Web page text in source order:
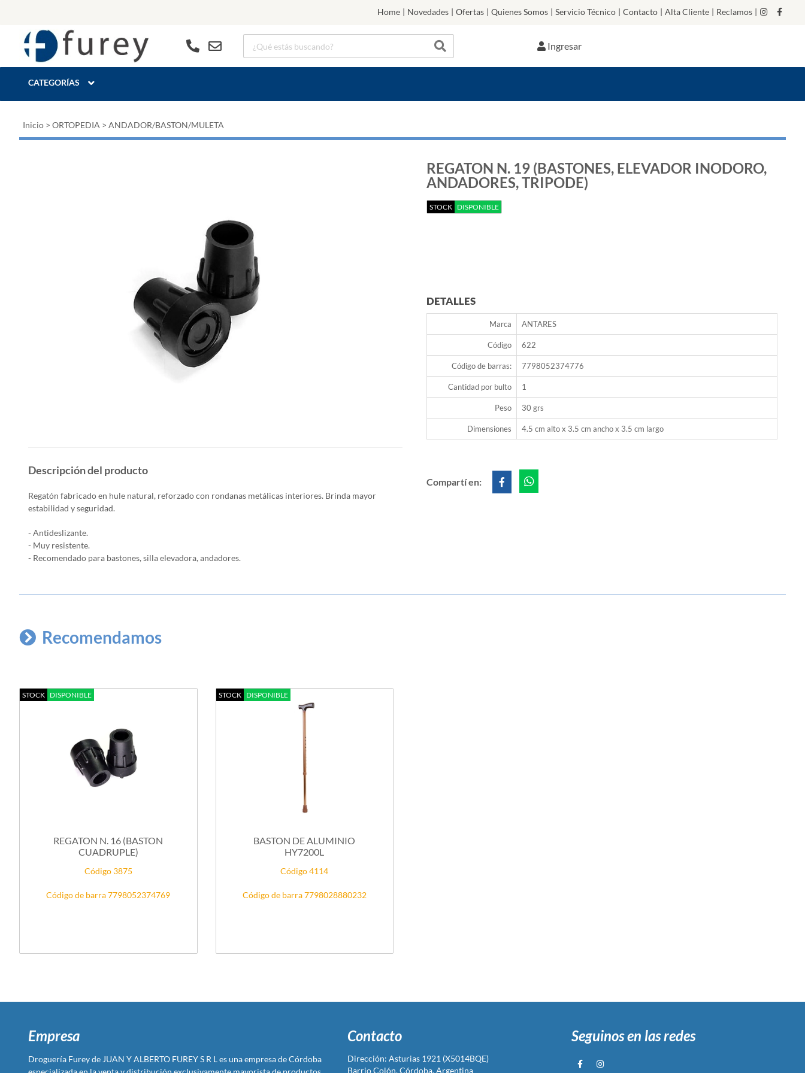
Home | Novedades | Ofertas | Quienes Somos | Servicio Técnico | Contacto | Alta Cliente | Reclamos |
Ingresar
CATEGORÍAS
Inicio > ORTOPEDIA > ANDADOR/BASTON/MULETA
REGATON N. 19 (BASTONES, ELEVADOR INODORO,
ANDADORES, TRIPODE)
STOCK DISPONIBLE
DETALLES
Marca ANTARES
Código 622
Código de barras: 7798052374776
Cantidad por bulto 1
Peso 30 grs
Dimensiones 4.5 cm alto x 3.5 cm ancho x 3.5 cm largo
Compartí en:
Descripción del producto
Regatón fabricado en hule natural, reforzado con rondanas metálicas interiores. Brinda mayor
estabilidad y seguridad.
- Antideslizante.
- Muy resistente.
- Recomendado para bastones, silla elevadora, andadores.
Recomendamos
STOCK DISPONIBLE
REGATON N. 16 (BASTON
CUADRUPLE)
Código 3875
Código de barra 7798052374769
STOCK DISPONIBLE
BASTON DE ALUMINIO
HY7200L
Código 4114
Código de barra 7798028880232
Empresa
Droguería Furey de JUAN Y ALBERTO FUREY S R L es una empresa de Córdoba
Contacto
Dirección: Asturias 1921 (X5014BQE)
Barrio Colón, Córdoba, Argentina
Seguinos en las redes